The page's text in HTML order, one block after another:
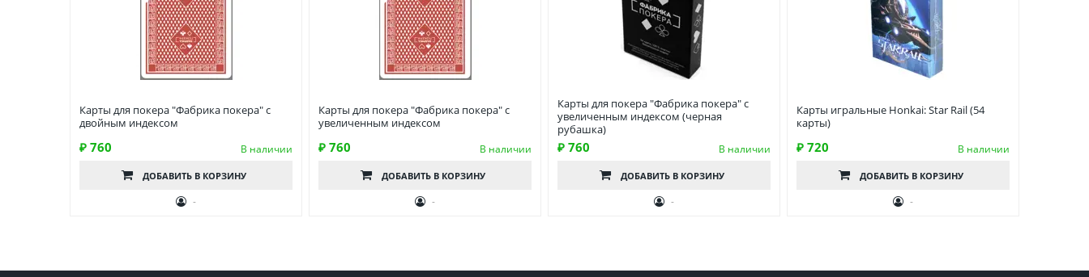
Карты для покера "Фабрика покера" с
двойным индексом
₽ 760 В наличии
ДОБАВИТЬ В КОРЗИНУ
-
Карты для покера "Фабрика покера" с
увеличенным индексом
₽ 760 В наличии
ДОБАВИТЬ В КОРЗИНУ
-
Карты для покера "Фабрика покера" с
увеличенным индексом (черная
рубашка)
₽ 760 В наличии
ДОБАВИТЬ В КОРЗИНУ
-
Карты игральные Honkai: Star Rail (54
карты)
₽ 720 В наличии
ДОБАВИТЬ В КОРЗИНУ
-